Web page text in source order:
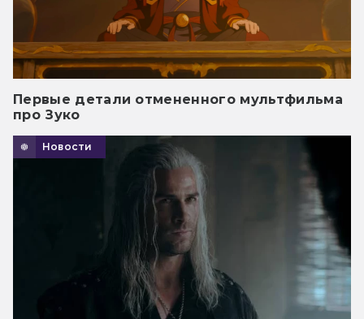
Первые детали отмененного мультфильма
про Зуко
Новости